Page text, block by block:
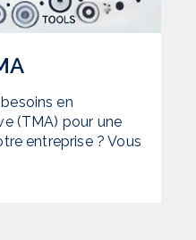
en
(TMA) pour une
entreprise ? Vous